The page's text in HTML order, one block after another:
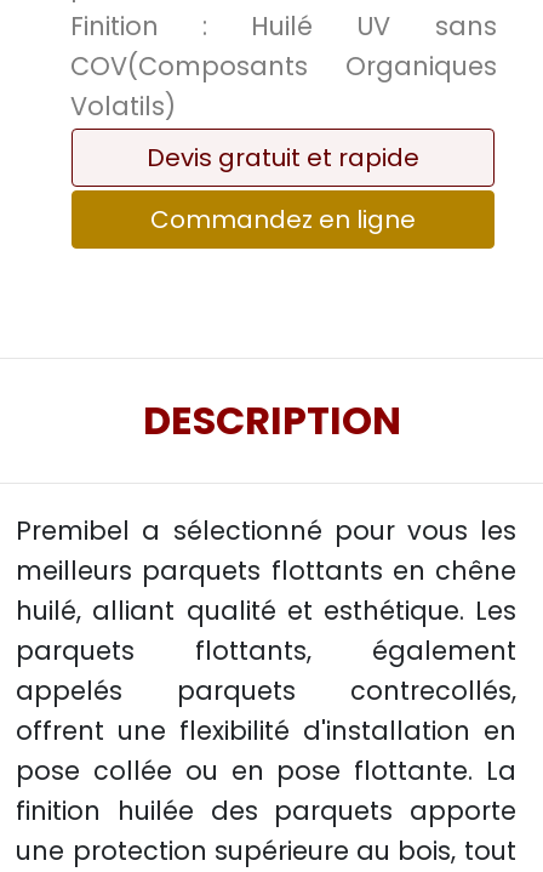
Finition : Huilé UV sans
COV(Composants Organiques
Volatils)
Devis gratuit et rapide
Commandez en ligne
DESCRIPTION
Premibel a sélectionné pour vous les
meilleurs parquets flottants en chêne
huilé, alliant qualité et esthétique. Les
parquets flottants, également
appelés parquets contrecollés,
offrent une flexibilité d'installation en
pose collée ou en pose flottante. La
finition huilée des parquets apporte
une protection supérieure au bois, tout